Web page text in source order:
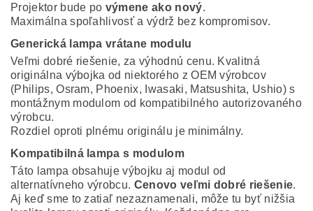
Projektor bude po výmene ako nový.
Maximálna spoľahlivosť a výdrž bez kompromisov.
Generická lampa vrátane modulu
Veľmi dobré riešenie, za výhodnú cenu. Kvalitná
originálna výbojka od niektorého z OEM výrobcov
(Philips, Osram, Phoenix, Iwasaki, Matsushita, Ushio) s
montážnym modulom od kompatibilného autorizovaného
výrobcu.
Rozdiel oproti plnému originálu je minimálny.
Kompatibilná lampa s modulom
Táto lampa obsahuje výbojku aj modul od
alternatívneho výrobcu. Cenovo veľmi dobré riešenie.
Aj keď sme to zatiaľ nezaznamenali, môže tu byť nižšia